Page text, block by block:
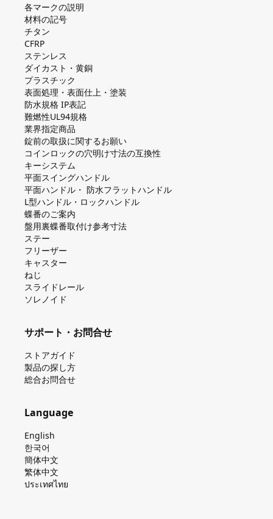
各マークの説明
材料の記号
チタン
CFRP
ステンレス
ダイカスト・⻩銅
プラスチック
表面処理・表面仕上・塗装
防⽔規格 IP表記
難燃性UL94規格
業界指定商品
錠前の取扱に関するお願い
コインロックの⽳明け⼨法の互換性
キーシステム
平⾯スイングハンドル
平⾯ハンドル・ 防⽔フラットハンドル
L型ハンドル・ロックハンドル
蝶番のご案内
盤⽤裏蝶番取付け参考⼨法
ステー
フリーザー
キャスター
ねじ
スライドレール
ソレノイド
サポート・お問合せ
ストアガイド
製品の探し⽅
総合お問合せ
Language
English
한국어
簡体中文
繁体中文
ประเทศไทย